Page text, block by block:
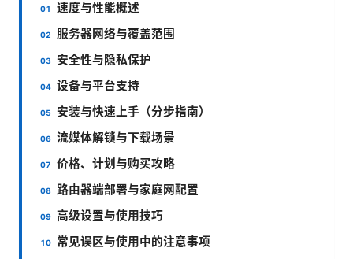
速度与性能概述
服务器网络与覆盖范围
安全性与隐私保护
设备与平台支持
安装与快速上手（分步指南）
流媒体解锁与下载场景
价格、计划与购买攻略
路由器端部署与家庭网配置
高级设置与使用技巧
常见误区与使用中的注意事项